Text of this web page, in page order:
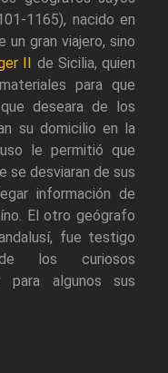
1165), nacido en
gran viajero, sino
II
de Sicilia, quien
para que
deseara de los
su domicilio en la
le permitió que
se desviaran de sus
información de
El otro geógrafo
fue testigo
los curiosos
para algunos sus